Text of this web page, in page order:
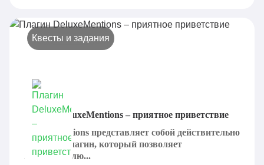
Квесты и задания
Плагин DeluxeMentions – приятное приветствие
DeluxeMentions представляет собой действительно
хороший плагин, который позволяет
пользователю...